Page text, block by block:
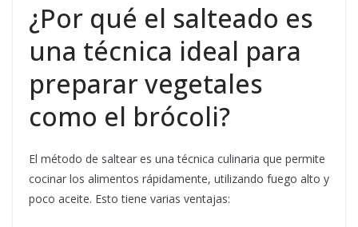
¿Por qué el salteado es
una técnica ideal para
preparar vegetales
como el brócoli?
El método de saltear es una técnica culinaria que permite
cocinar los alimentos rápidamente, utilizando fuego alto y
poco aceite. Esto tiene varias ventajas: